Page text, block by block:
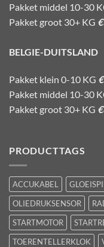
Pakket middel 10-30
Pakket groot 30+ KG
BELGIE-DUITSLAND
Pakket klein 0-10 KG
Pakket middel 10-30
Pakket groot 30+ KG
PRODUCTTAGS
ACCUKABEL
OLIEDRUKSENSOR
STARTMOTOR
TOERENTELLERKLOK